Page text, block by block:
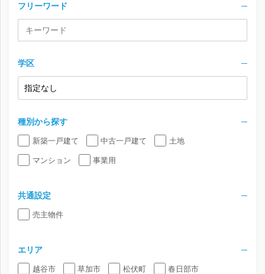
フリーワード
学区
種別から探す
新築一戸建て 中古一戸建て 土地
マンション 事業用
共通設定
売主物件
エリア
越谷市 草加市 松伏町 春日部市